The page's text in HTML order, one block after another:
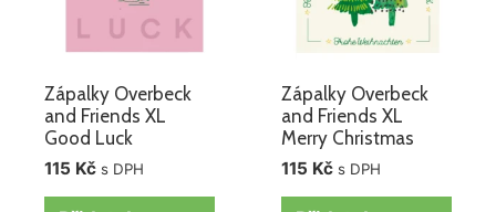
Zápalky Overbeck
and Friends XL
Good Luck
115 Kč s DPH
Zápalky Overbeck
and Friends XL
Merry Christmas
115 Kč s DPH